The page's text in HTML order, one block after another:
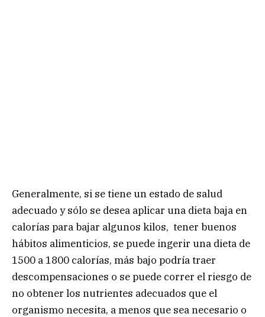
Generalmente, si se tiene un estado de salud
adecuado y sólo se desea aplicar una dieta baja en
calorías para bajar algunos kilos, tener buenos
hábitos alimenticios, se puede ingerir una dieta de
1500 a 1800 calorías, más bajo podría traer
descompensaciones o se puede correr el riesgo de
no obtener los nutrientes adecuados que el
organismo necesita, a menos que sea necesario o